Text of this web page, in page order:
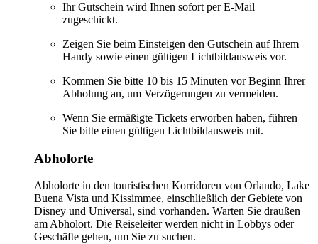
Ihr Gutschein wird Ihnen sofort per E-Mail
zugeschickt.
Zeigen Sie beim Einsteigen den Gutschein auf Ihrem
Handy sowie einen gültigen Lichtbildausweis vor.
Kommen Sie bitte 10 bis 15 Minuten vor Beginn Ihrer
Abholung an, um Verzögerungen zu vermeiden.
Wenn Sie ermäßigte Tickets erworben haben, führen
Sie bitte einen gültigen Lichtbildausweis mit.
Abholorte
Abholorte in den touristischen Korridoren von Orlando, Lake
Buena Vista und Kissimmee, einschließlich der Gebiete von
Disney und Universal, sind vorhanden. Warten Sie draußen
am Abholort. Die Reiseleiter werden nicht in Lobbys oder
Geschäfte gehen, um Sie zu suchen.